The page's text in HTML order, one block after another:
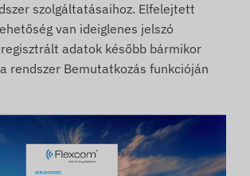
szolgáltatásaihoz. Elfelejtett
van ideiglenes jelszó
adatok később bármikor
rendszer Bemutatkozás funkcióján